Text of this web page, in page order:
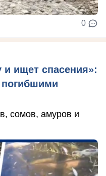
0
и ищет спасения»:
погибшими
сомов, амуров и